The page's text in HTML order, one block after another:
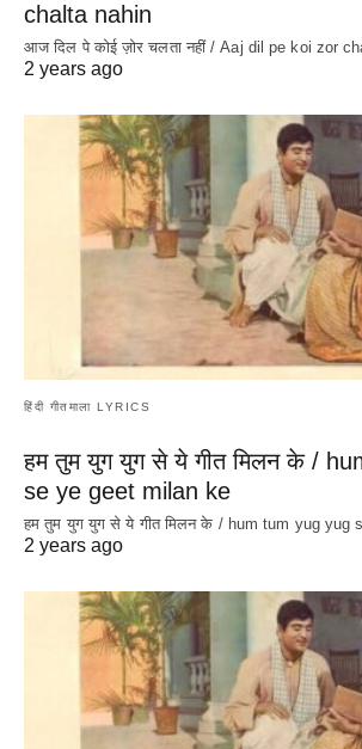
chalta nahin
आज दिल पे कोई ज़ोर चलता नहीं / Aaj dil pe koi zor
2 years ago
हिंदी गीतमाला LYRICS
हम तुम युग युग से ये गीत मिलन के /
se ye geet milan ke
हम तुम युग युग से ये गीत मिलन के / hum tum yug yug
2 years ago